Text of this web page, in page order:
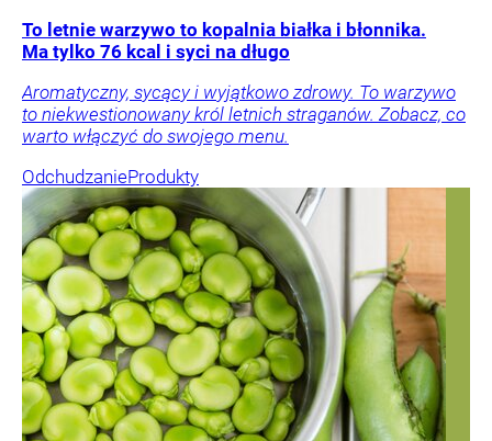
To letnie warzywo to kopalnia białka i błonnika.
Ma tylko 76 kcal i syci na długo
Aromatyczny, sycący i wyjątkowo zdrowy. To warzywo
to niekwestionowany król letnich straganów. Zobacz, co
warto włączyć do swojego menu.
OdchudzanieProdukty